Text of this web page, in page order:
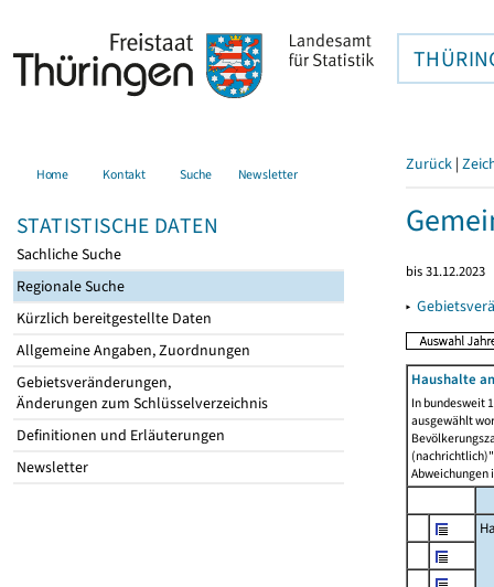
Home Kontakt Suche Newsletter
STATISTISCHE DATEN
Sachliche Suche
Regionale Suche
Kürzlich bereitgestellte Daten
Allgemeine Angaben, Zuordnungen
Gebietsveränderungen,
Änderungen zum Schlüsselverzeichnis
Definitionen und Erläuterungen
Newsletter
Zurück |
bis 31.12.2023
▸
Haushalte
In bundesweit
ausgewählt
Abweichungen